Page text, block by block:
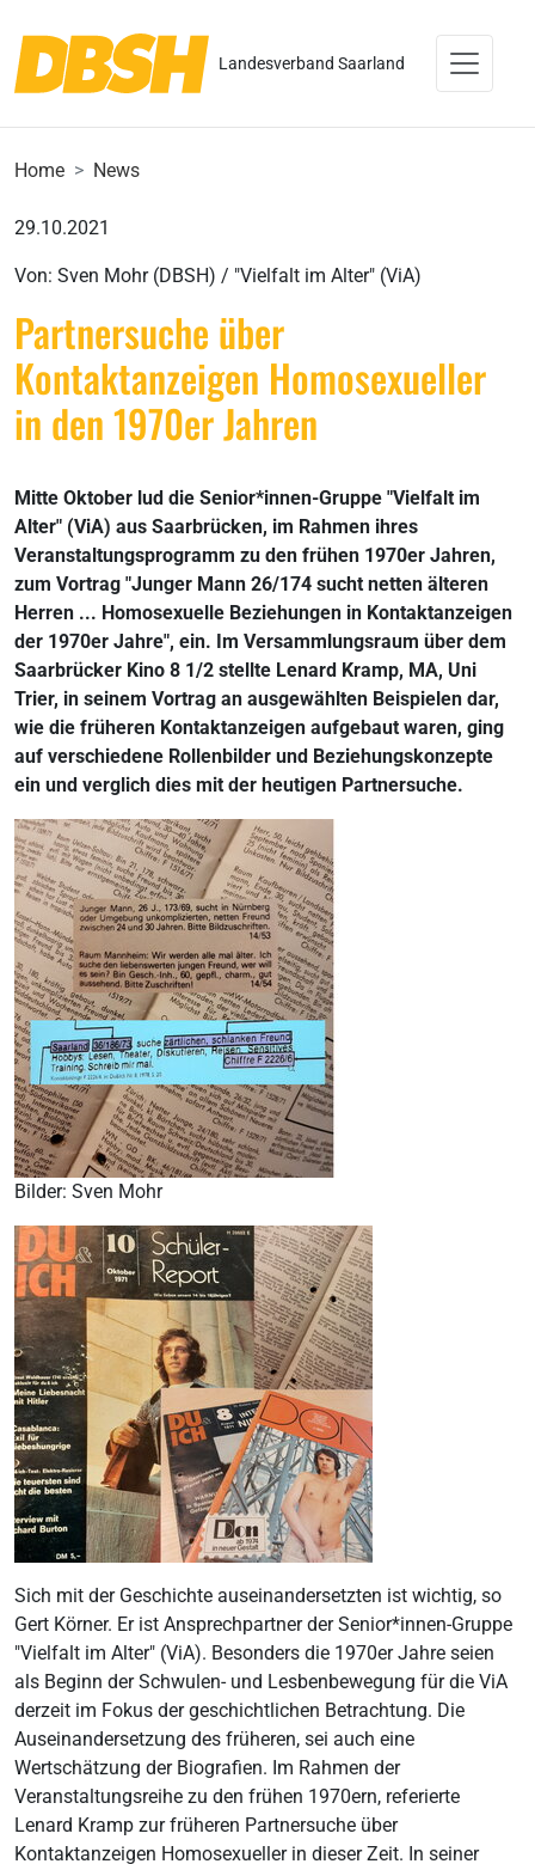
Landesverband Saarland
Home News
29.10.2021
Von: Sven Mohr (DBSH) / "Vielfalt im Alter" (ViA)
Partnersuche über
Kontaktanzeigen Homosexueller
in den 1970er Jahren
Mitte Oktober lud die Senior*innen-Gruppe "Vielfalt im
Alter" (ViA) aus Saarbrücken, im Rahmen ihres
Veranstaltungsprogramm zu den frühen 1970er Jahren,
zum Vortrag "Junger Mann 26/174 sucht netten älteren
Herren ... Homosexuelle Beziehungen in Kontaktanzeigen
der 1970er Jahre", ein. Im Versammlungsraum über dem
Saarbrücker Kino 8 1/2 stellte Lenard Kramp, MA, Uni
Trier, in seinem Vortrag an ausgewählten Beispielen dar,
wie die früheren Kontaktanzeigen aufgebaut waren, ging
auf verschiedene Rollenbilder und Beziehungskonzepte
ein und verglich dies mit der heutigen Partnersuche.
Bilder: Sven Mohr
Sich mit der Geschichte auseinandersetzten ist wichtig, so
Gert Körner. Er ist Ansprechpartner der Senior*innen-Gruppe
"Vielfalt im Alter" (ViA). Besonders die 1970er Jahre seien
als Beginn der Schwulen- und Lesbenbewegung für die ViA
derzeit im Fokus der geschichtlichen Betrachtung. Die
Auseinandersetzung des früheren, sei auch eine
Wertschätzung der Biografien. Im Rahmen der
Veranstaltungsreihe zu den frühen 1970ern, referierte
Lenard Kramp zur früheren Partnersuche über
Kontaktanzeigen Homosexueller in dieser Zeit. In seiner